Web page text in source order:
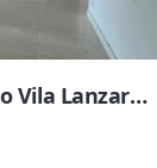
Vila Lanzara,